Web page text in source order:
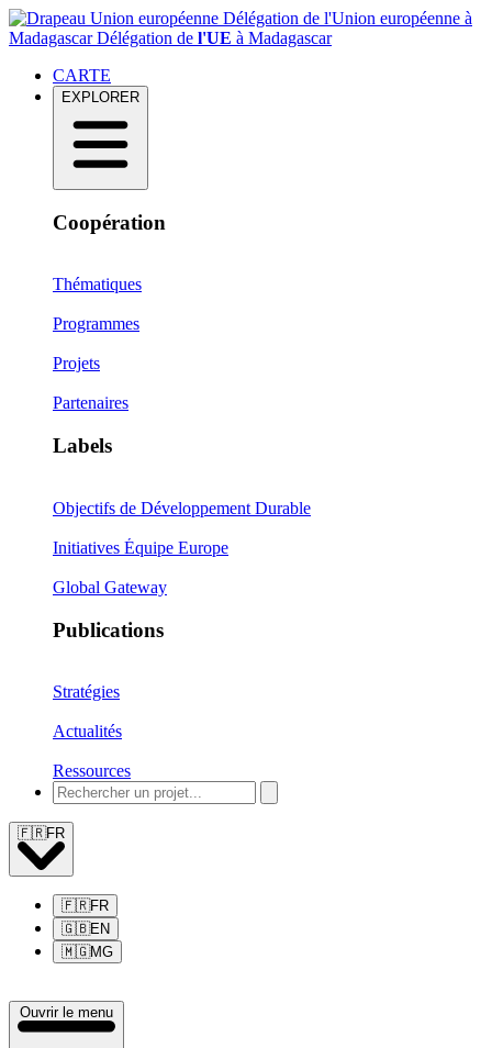
Délégation de l'Union européenne à
MadagascarDélégation de l'UE à Madagascar
CARTE
EXPLORER
Coopération
Thématiques
Programmes
Projets
Partenaires
Labels
Objectifs de Développement Durable
Initiatives Équipe Europe
Global Gateway
Publications
Stratégies
Actualités
Ressources
🇫🇷FR
🇫🇷FR
🇬🇧EN
🇲🇬MG
Ouvrir le menu